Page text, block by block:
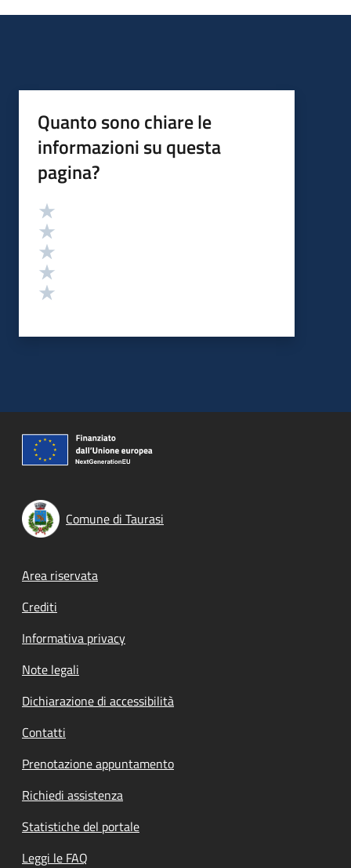
Quanto sono chiare le
informazioni su questa
pagina?
Valutazione
Comune di Taurasi
Footer menu
Area riservata
Crediti
Informativa privacy
Note legali
Dichiarazione di accessibilità
Contatti
Prenotazione appuntamento
Richiedi assistenza
Statistiche del portale
Leggi le FAQ